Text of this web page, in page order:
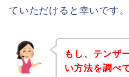
ていただけると幸いです。
もし、テンザ
い方法を調べ